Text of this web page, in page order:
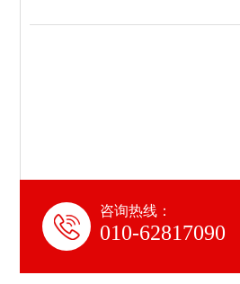
咨询热线：
010-62817090